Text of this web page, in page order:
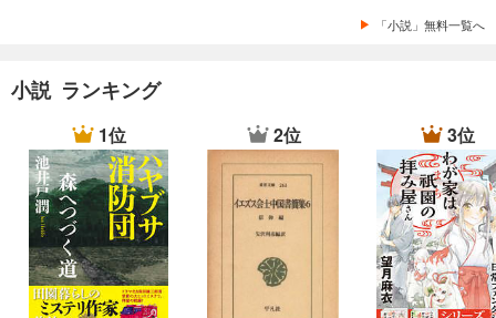
「小説」無料一覧へ
小説 ランキング
1位 2位 3位